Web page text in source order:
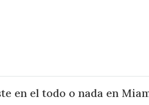
en el todo o nada en